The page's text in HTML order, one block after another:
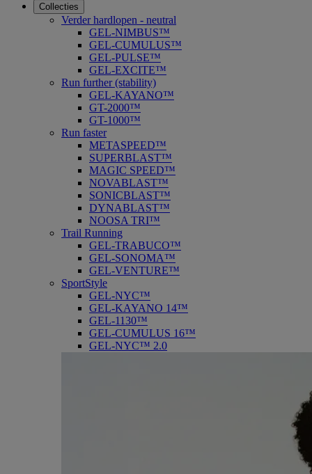
Collecties
Verder hardlopen - neutral
GEL-NIMBUS™
GEL-CUMULUS™
GEL-PULSE™
GEL-EXCITE™
Run further (stability)
GEL-KAYANO™
GT-2000™
GT-1000™
Run faster
METASPEED™
SUPERBLAST™
MAGIC SPEED™
NOVABLAST™
SONICBLAST™
DYNABLAST™
NOOSA TRI™
Trail Running
GEL-TRABUCO™
GEL-SONOMA™
GEL-VENTURE™
SportStyle
GEL-NYC™
GEL-KAYANO 14™
GEL-1130™
GEL-CUMULUS 16™
GEL-NYC™ 2.0